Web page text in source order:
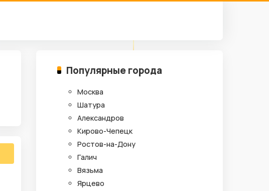
Популярные города
Москва
Шатура
Александров
Кирово-Чепецк
Ростов-на-Дону
Галич
Вязьма
Ярцево